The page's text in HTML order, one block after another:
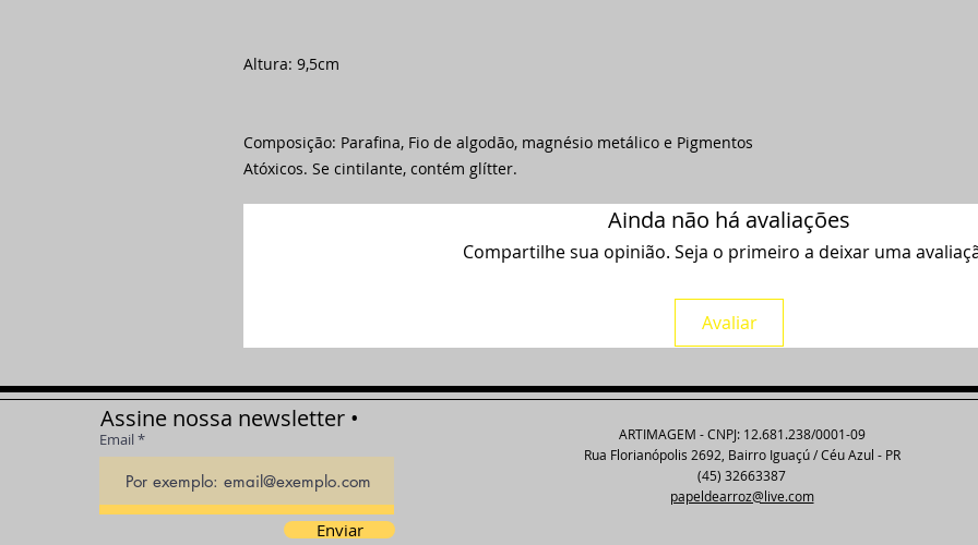
Altura: 9,5cm
Composição: Parafina, Fio de algodão, magnésio metálico e Pigmentos
Atóxicos. Se cintilante, contém glítter.
Ainda não há avaliações
Compartilhe sua opinião. Seja o primeiro a deixar uma
Avaliar
Assine nossa newsletter •
Email
Enviar
ARTIMAGEM - CNPJ: 12.681.238/0001-09
Rua Florianópolis 2692, Bairro Iguaçú / Céu Azul - PR
(45) 32663387
papeldearroz@live.com